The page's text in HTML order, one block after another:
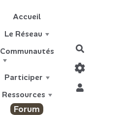
Accueil
Le Réseau
Communautés
Participer
Ressources
Forum